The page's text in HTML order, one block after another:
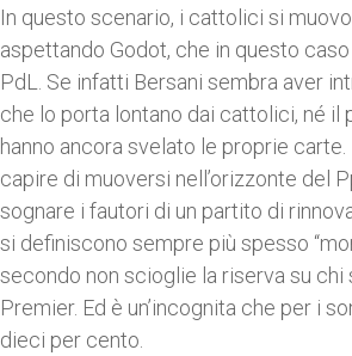
In questo scenario, i cattolici si
aspettando Godot, che in questo
PdL. Se infatti Bersani sembra aver
che lo porta lontano dai cattolici, né il
hanno ancora svelato le proprie
capire di muoversi nell’orizzonte del
sognare i fautori di un partito di
si definiscono sempre più spesso
secondo non scioglie la riserva su chi
Premier. Ed è un’incognita che per i
dieci per cento.